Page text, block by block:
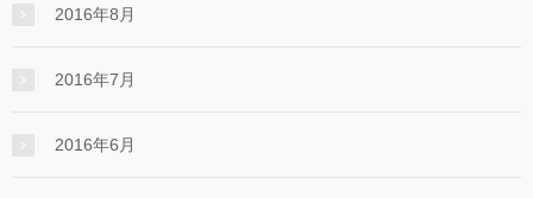
2016年8月
2016年7月
2016年6月